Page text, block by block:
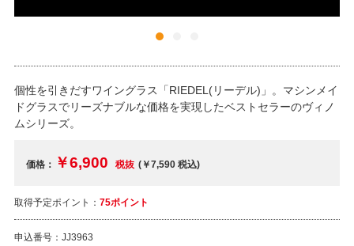
個性を引きだすワイングラス「RIEDEL(リーデル)」。マシンメイ
ドグラスでリーズナブルな価格を実現したベストセラーのヴィノ
ムシリーズ。
価格： ￥6,900 税抜 (￥7,590税込)
取得予定ポイント： 75ポイント
申込番号： JJ3963